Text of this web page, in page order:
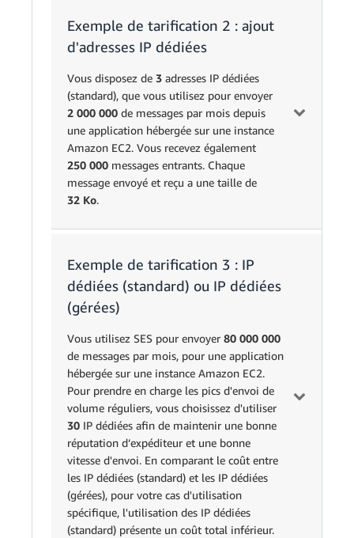
Unité Prix Calcul
sortants
€
Données
d'e-mail
sortant
0,000032 0,118 €
(0,000032 Go
par gigaoctet
Messages
entrants
1 000
0,000098686
€
entrant
0,000088817
(32 Ko × 1 000
Total des frais pour l’utilisation de SES
Exemple de tarification 2 : ajout
d'adresses IP dédiées
Vous disposez de 3 adresses IP dédiées
(standard), que vous utilisez pour envoyer
2 000 000 de messages par mois depuis
une application hébergée sur une instance
Amazon EC2. Vous recevez également
250 000 messages entrants. Chaque
message envoyé et reçu a une taille de
32 Ko.
Unité Prix
Messages
sortants
€
gratuits) x
message
Données
d'e-mail
sortant
0,000032 0,1180 €
3 000
de données
Messages
entrants
250 000
0,00009869
€
250 000
Blocs d'e-
mail
entrant
32
0,00008882
bloc d'e-mail
Exemple de tarification 3 : IP
dédiées (standard) ou IP dédiées
(gérées)
Vous utilisez SES pour envoyer 80 000 000
de messages par mois, pour une application
hébergée sur une instance Amazon EC2.
Pour prendre en charge les pics d'envoi de
volume réguliers, vous choisissez d'utiliser
30 IP dédiées afin de maintenir une bonne
réputation d’expéditeur et une bonne
vitesse d'envoi. En comparant le coût entre
les IP dédiées (standard) et les IP dédiées
(gérées), pour votre cas d'utilisation
spécifique, l'utilisation des IP dédiées
(standard) présente un coût total inférieur.